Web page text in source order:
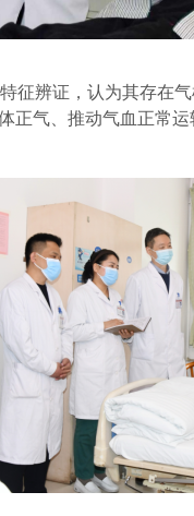
征辨证 ， 认为其存在
正气、推动气血正常